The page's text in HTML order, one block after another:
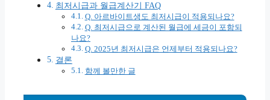
최저시급과 월급계산기 FAQ
Q. 아르바이트생도 최저시급이 적용되나요?
Q. 최저시급으로 계산된 월급에 세금이 포함되
나요?
Q. 2025년 최저시급은 언제부터 적용되나요?
결론
함께 볼만한 글